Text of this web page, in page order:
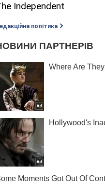
Independent
політика